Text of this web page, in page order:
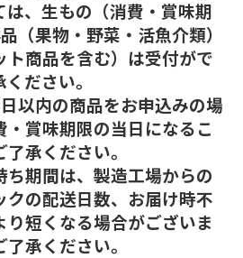
は、生もの（消費・賞味期
（果物・野菜・活魚介類）
ト商品を含む）は受付がで
ださい。
以内の商品をお申込みの場
賞味期限の当日になるこ
承ください。
期間は、製造工場からの
の配送日数、お届け時不
短くなる場合がございま
承ください。